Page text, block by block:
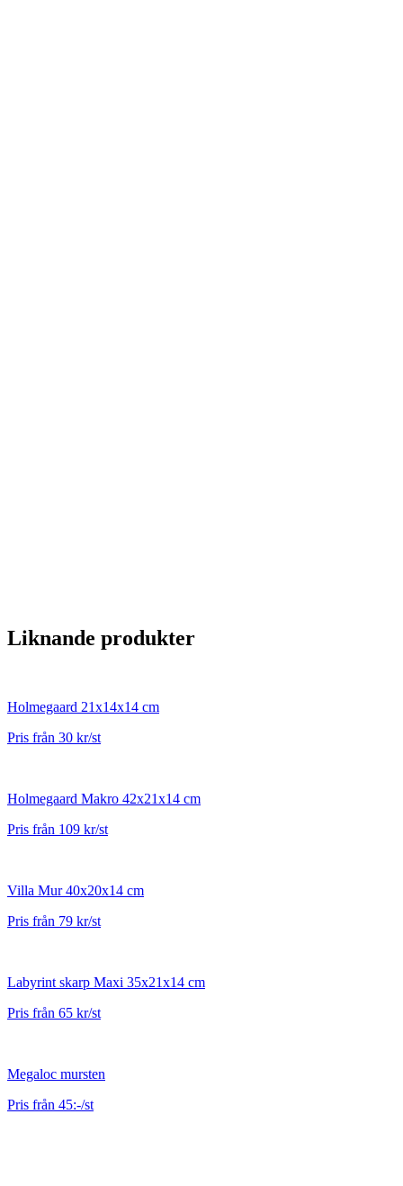
Liknande produkter
Holmegaard 21x14x14 cm
Pris från 30 kr/st
Holmegaard Makro 42x21x14 cm
Pris från 109 kr/st
Villa Mur 40x20x14 cm
Pris från 79 kr/st
Labyrint skarp Maxi 35x21x14 cm
Pris från 65 kr/st
Megaloc mursten
Pris från 45:-/st